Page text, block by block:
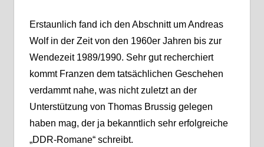
Erstaunlich fand ich den Abschnitt um Andreas
Wolf in der Zeit von den 1960er Jahren bis zur
Wendezeit 1989/1990. Sehr gut recherchiert
kommt Franzen dem tatsächlichen Geschehen
verdammt nahe, was nicht zuletzt an der
Unterstützung von Thomas Brussig gelegen
haben mag, der ja bekanntlich sehr erfolgreiche
„DDR-Romane“ schreibt.